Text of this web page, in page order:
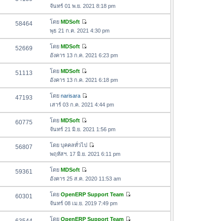
สุ
ม
ล่
สุ
ค
ว
ม
ล่
สุ
ดู
ข้
ค
ว
ม
ล่
สุ
จันทร์ 01 พ.ย. 2021 8:18 pm
58464 โดย MDSoft
ดู
ข้
ค
ว
ม
ล่
สุ
พุธ 21 ก.ค. 2021 4:30 pm
52669 โดย MDSoft
ดู
ข้
ค
ว
ม
ล่
สุ
ด
อังคาร 13 ก.ค. 2021 6:23 pm
51113 โดย MDSoft
ดู
ข้
ค
ว
ม
ล่
า
สุ
อังคาร 13 ก.ค. 2021 6:18 pm
47193 โดย narisara
ดู
ข้
ค
ว
า
ม
ล่
สุ
เสาร์ 03 ก.ค. 2021 4:44 pm
60775 โดย MDSoft
ดู
ข้
อ
ค
ว
ม
ล่
า
สุ
จันทร์ 21 มิ.ย. 2021 1:56 pm
56807 โดย บุคคลทั่วไป
ดู
ข้
ค
ว
า
ม
ล่
พฤหัสฯ. 17 มิ.ย. 2021 6:11 pm
59361 โดย MDSoft
ดู
ข้
อ
ค
ว
อังคาร 25 ส.ค. 2020 11:53 am
60301 โดย OpenERP Support Team
ข้
จันทร์ 08 เม.ย. 2019 7:49 pm
โดย OpenERP Support Team